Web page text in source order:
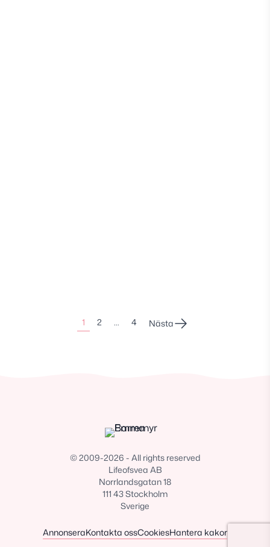
1 2 … 4 Nästa
© 2009-2026 - All rights reserved
Lifeofsvea AB
Norrlandsgatan 18
111 43 Stockholm
Sverige
AnnonseraKontakta ossCookiesHantera kakor